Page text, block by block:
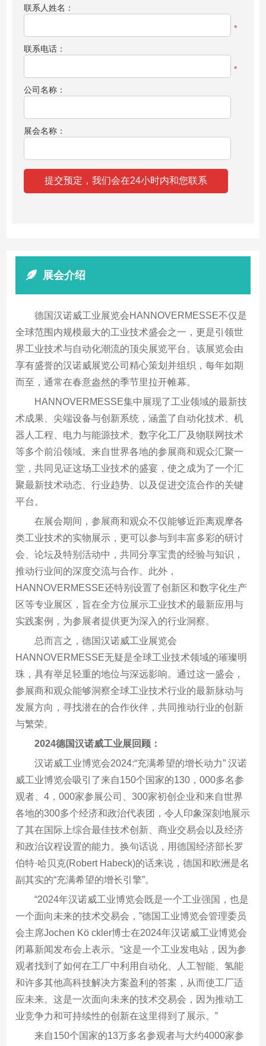
联系人姓名：
*
联系电话：
*
公司名称：
展会名称：
展会介绍
德国汉诺威工业展览会HANNOVERMESSE不仅是
全球范围内规模最大的工业技术盛会之一，更是引领世
界工业技术与自动化潮流的顶尖展览平台。该展览会由
享有盛誉的汉诺威展览公司精心策划并组织，每年如期
而至，通常在春意盎然的季节里拉开帷幕。
HANNOVERMESSE集中展现了工业领域的最新技
术成果、尖端设备与创新系统，涵盖了自动化技术、机
器人工程、电力与能源技术、数字化工厂及物联网技术
等多个前沿领域。来自世界各地的参展商和观众汇聚一
堂，共同见证这场工业技术的盛宴，使之成为了一个汇
聚最新技术动态、行业趋势、以及促进交流合作的关键
平台。
在展会期间，参展商和观众不仅能够近距离观摩各
类工业技术的实物展示，更可以参与到丰富多彩的研讨
会、论坛及特别活动中，共同分享宝贵的经验与知识，
推动行业间的深度交流与合作。此外，
HANNOVERMESSE还特别设置了创新区和数字化生产
区等专业展区，旨在全方位展示工业技术的最新应用与
实践案例，为参展者提供更为深入的行业洞察。
总而言之，德国汉诺威工业展览会
HANNOVERMESSE无疑是全球工业技术领域的璀璨明
珠，具有举足轻重的地位与深远影响。通过这一盛会，
参展商和观众能够洞察全球工业技术行业的最新脉动与
发展方向，寻找潜在的合作伙伴，共同推动行业的创新
与繁荣。
2024德国汉诺威工业展回顾：
汉诺威工业博览会2024:“充满希望的增长动力” 汉诺
威工业博览会吸引了来自150个国家的130，000多名参
观者、4，000家参展公司、300家初创企业和来自世界
各地的300多个经济和政治代表团，令人印象深刻地展示
了其在国际上综合最佳技术创新、商业交易会以及经济
和政治议程设置的能力。换句话说，用德国经济部长罗
伯特·哈贝克(Robert Habeck)的话来说，德国和欧洲是名
副其实的“充满希望的增长引擎”。
“2024年汉诺威工业博览会既是一个工业强国，也是
一个面向未来的技术交易会，”德国工业博览会管理委员
会主席Jochen Kö ckler博士在2024年汉诺威工业博览会
闭幕新闻发布会上表示。“这是一个工业发电站，因为参
观者找到了如何在工厂中利用自动化、人工智能、氢能
和许多其他高科技解决方案盈利的答案，从而使工厂适
应未来。这是一次面向未来的技术交易会，因为推动工
业竞争力和可持续性的创新在这里得到了展示。”
来自150个国家的13万多名参观者与大约4000家参